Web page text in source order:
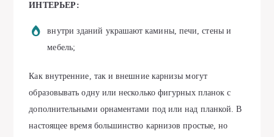
ИНТЕРЬЕР:
внутри зданий украшают камины, печи, стены и
мебель;
Как внутренние, так и внешние карнизы могут
образовывать одну или несколько фигурных планок с
дополнительными орнаментами под или над планкой. В
настоящее время большинство карнизов простые, но